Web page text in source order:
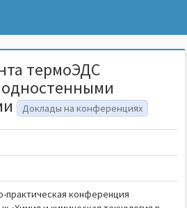
термоЭДС
Доклады на конференциях
практическая конференция